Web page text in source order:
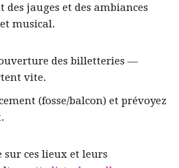
jauges et des ambiances
musical.
des billetteries —
vite.
(fosse/balcon) et prévoyez
ces lieux et leurs